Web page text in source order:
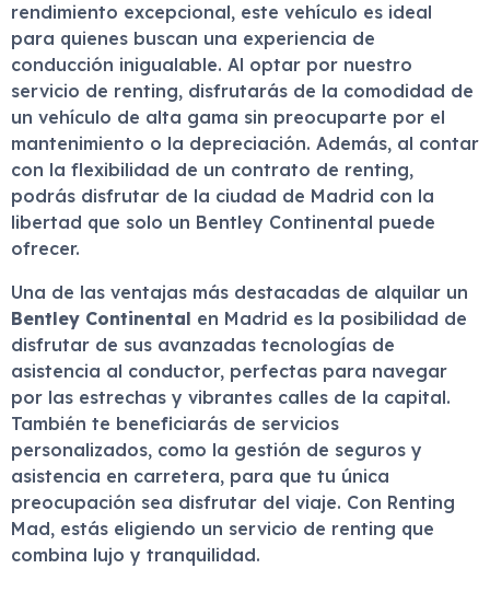
rendimiento excepcional, este vehículo es ideal
para quienes buscan una experiencia de
conducción inigualable. Al optar por nuestro
servicio de renting, disfrutarás de la comodidad de
un vehículo de alta gama sin preocuparte por el
mantenimiento o la depreciación. Además, al contar
con la flexibilidad de un contrato de renting,
podrás disfrutar de la ciudad de Madrid con la
libertad que solo un Bentley Continental puede
ofrecer.
Una de las ventajas más destacadas de alquilar un
Bentley Continental en Madrid es la posibilidad de
disfrutar de sus avanzadas tecnologías de
asistencia al conductor, perfectas para navegar
por las estrechas y vibrantes calles de la capital.
También te beneficiarás de servicios
personalizados, como la gestión de seguros y
asistencia en carretera, para que tu única
preocupación sea disfrutar del viaje. Con Renting
Mad, estás eligiendo un servicio de renting que
combina lujo y tranquilidad.